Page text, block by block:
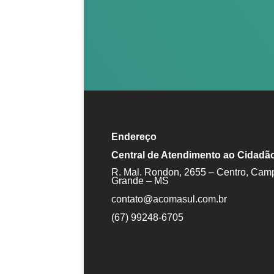
Endereço
Central de Atendimento ao
R. Mal. Rondon, 2655 – Centro,
Grande – MS
contato@acomasul.com.br
(67) 99248-6705